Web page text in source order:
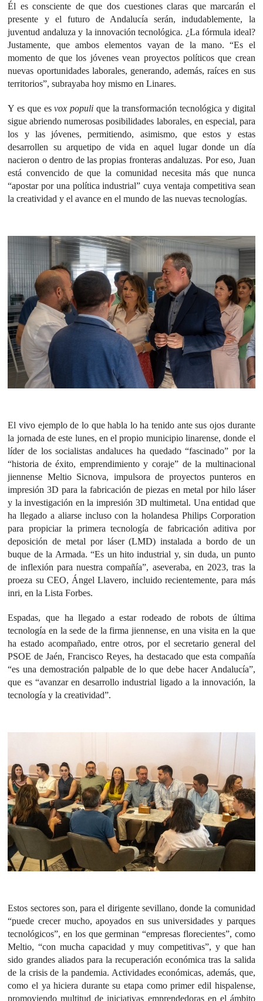
Él es consciente de que dos cuestiones claras que marcarán el
presente y el futuro de Andalucía serán, indudablemente, la
juventud andaluza y la innovación tecnológica. ¿La fórmula ideal?
Justamente, que ambos elementos vayan de la mano. “Es el
momento de que los jóvenes vean proyectos políticos que crean
nuevas oportunidades laborales, generando, además, raíces en sus
territorios”, subrayaba hoy mismo en Linares.
Y es que esvox populi que la transformación tecnológica y digital
sigue abriendo numerosas posibilidades laborales, en especial, para
los y las jóvenes, permitiendo, asimismo, que estos y estas
desarrollen su arquetipo de vida en aquel lugar donde un día
nacieron o dentro de las propias fronteras andaluzas. Por eso, Juan
está convencido de que la comunidad necesita más que nunca
“apostar por una política industrial” cuya ventaja competitiva sean
la creatividad y el avance en el mundo de las nuevas tecnologías.
El vivo ejemplo de lo que habla lo ha tenido ante sus ojos durante
la jornada de este lunes, en el propio municipio linarense, donde el
líder de los socialistas andaluces ha quedado “fascinado” por la
“historia de éxito, emprendimiento y coraje” de la multinacional
jiennense Meltio Sicnova, impulsora de proyectos punteros en
impresión 3D para la fabricación de piezas en metal por hilo láser
y la investigación en la impresión 3D multimetal. Una entidad que
ha llegado a aliarse incluso con la holandesa Philips Corporation
para propiciar la primera tecnología de fabricación aditiva por
deposición de metal por láser (LMD) instalada a bordo de un
buque de la Armada. “Es un hito industrial y, sin duda, un punto
de inflexión para nuestra compañía”, aseveraba, en 2023, tras la
proeza su CEO, Ángel Llavero, incluido recientemente, para más
inri, en la Lista Forbes.
Espadas, que ha llegado a estar rodeado de robots de última
tecnología en la sede de la firma jiennense, en una visita en la que
ha estado acompañado, entre otros, por el secretario general del
PSOE de Jaén, Francisco Reyes, ha destacado que esta compañía
“es una demostración palpable de lo que debe hacer Andalucía”,
que es “avanzar en desarrollo industrial ligado a la innovación, la
tecnología y la creatividad”.
Estos sectores son, para el dirigente sevillano, donde la comunidad
“puede crecer mucho, apoyados en sus universidades y parques
tecnológicos”, en los que germinan “empresas florecientes”, como
Meltio, “con mucha capacidad y muy competitivas”, y que han
sido grandes aliados para la recuperación económica tras la salida
de la crisis de la pandemia. Actividades económicas, además, que,
como el ya hiciera durante su etapa como primer edil hispalense,
promoviendo multitud de iniciativas emprendedoras en el ámbito